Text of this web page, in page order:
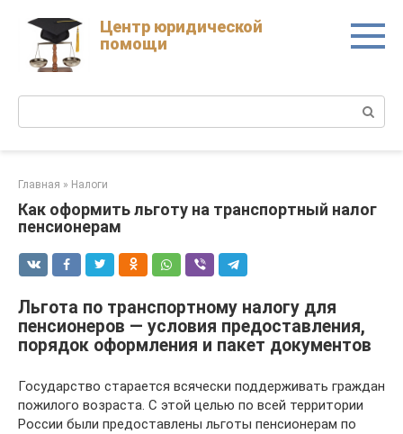
content
Центр юридической
помощи
Главная » Налоги
Как оформить льготу на транспортный налог
пенсионерам
Льгота по транспортному налогу для
пенсионеров — условия предоставления,
порядок оформления и пакет документов
Государство старается всячески поддерживать граждан
пожилого возраста. С этой целью по всей территории
России были предоставлены льготы пенсионерам по